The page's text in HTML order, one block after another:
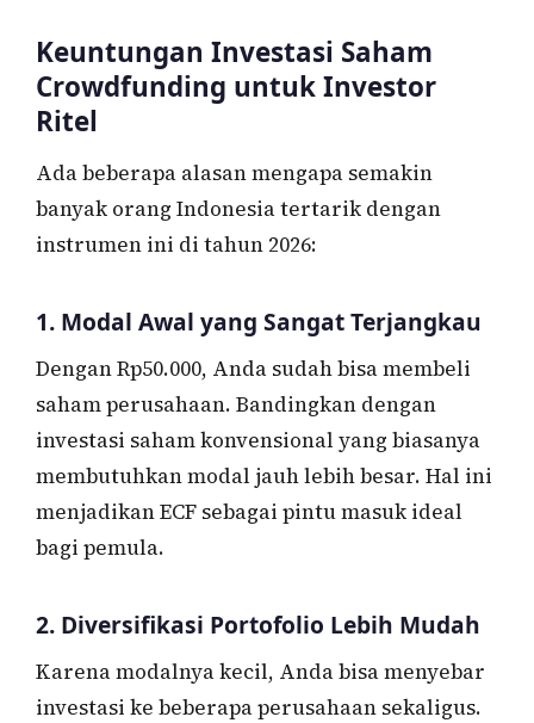
Keuntungan Investasi Saham
Crowdfunding untuk Investor
Ritel
Ada beberapa alasan mengapa semakin
banyak orang Indonesia tertarik dengan
instrumen ini di tahun 2026:
1. Modal Awal yang Sangat Terjangkau
Dengan Rp50.000, Anda sudah bisa membeli
saham perusahaan. Bandingkan dengan
investasi saham konvensional yang biasanya
membutuhkan modal jauh lebih besar. Hal ini
menjadikan ECF sebagai pintu masuk ideal
bagi pemula.
2. Diversifikasi Portofolio Lebih Mudah
Karena modalnya kecil, Anda bisa menyebar
investasi ke beberapa perusahaan sekaligus.